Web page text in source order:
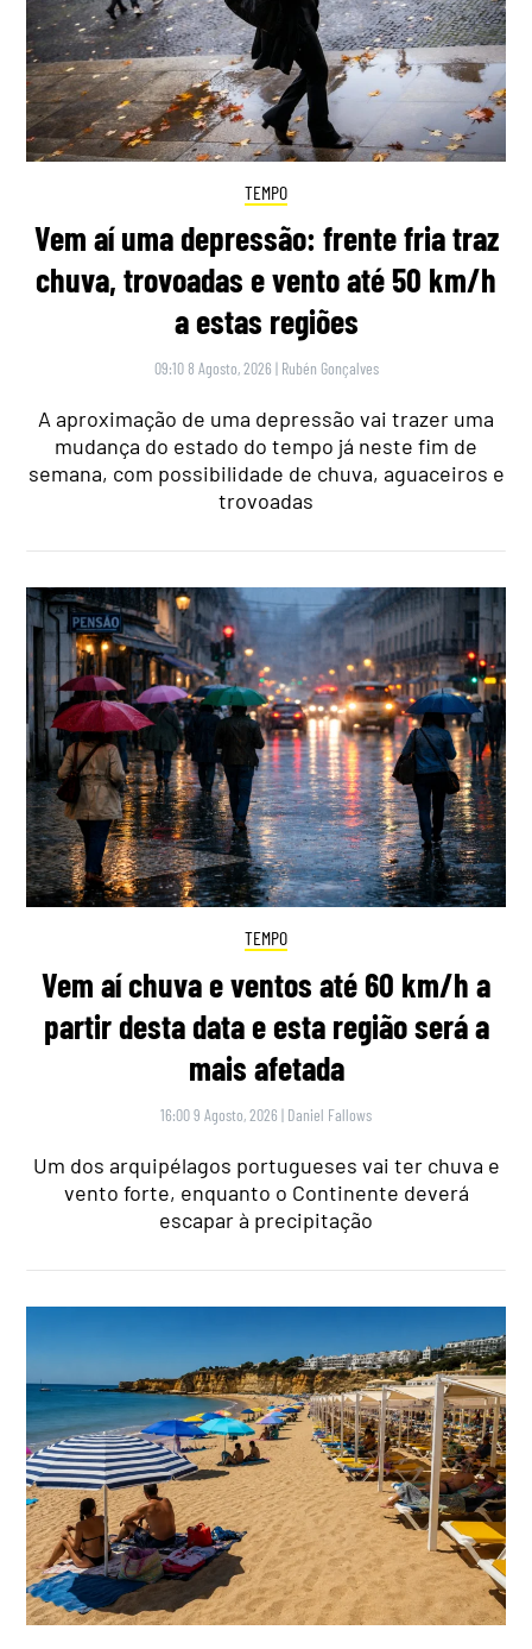
TEMPO
Vem aí uma depressão: frente fria traz
chuva, trovoadas e vento até 50 km/h
a estas regiões
09:10 8 Agosto, 2026 | Rubén Gonçalves
A aproximação de uma depressão vai trazer uma
mudança do estado do tempo já neste fim de
semana, com possibilidade de chuva, aguaceiros e
trovoadas
TEMPO
Vem aí chuva e ventos até 60 km/h a
partir desta data e esta região será a
mais afetada
16:00 9 Agosto, 2026 | Daniel Fallows
Um dos arquipélagos portugueses vai ter chuva e
vento forte, enquanto o Continente deverá
escapar à precipitação